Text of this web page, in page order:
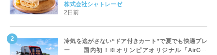
株式会社シャトレーゼ
2日前
冷気を逃がさない“ドア付きカート”で夏でも快適プレ
ー 国内初！※オリンピアオリジナル「AirCon